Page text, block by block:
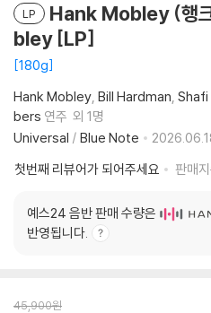
LP
Hank Mobley (행
bley [LP]
180g
Hank Mobley Bill Hardman Shafi
bers 연주 외 1명
Universal / Blue Note
첫번째 리뷰어가 되어주세요
판매
예스24 음반 판매 수량은
반영됩니다.
45,900원